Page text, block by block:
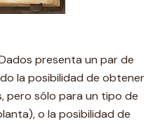
presenta un par de
la posibilidad de obtener
pero sólo para un tipo de
o la posibilidad de